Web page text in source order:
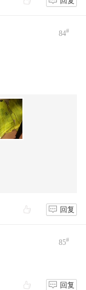
84#
回复
85#
回复